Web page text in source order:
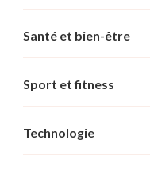
Santé et bien-être
Sport et fitness
Technologie